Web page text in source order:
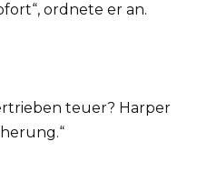
ordnete er an.
teuer? Harper